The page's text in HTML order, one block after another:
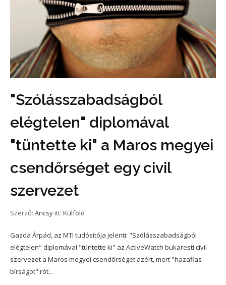
"Szólásszabadságból
elégtelen" diplomával
"tüntette ki" a Maros megyei
csendőrséget egy civil
szervezet
Szerző: Ancsy itt: Külföld
Gazda Árpád, az MTI tudósítója jelenti: "Szólásszabadságból
elégtelen" diplomával "tüntette ki" az ActiveWatch bukaresti civil
szervezet a Maros megyei csendőrséget azért, mert "hazafias
bírságot" rót...